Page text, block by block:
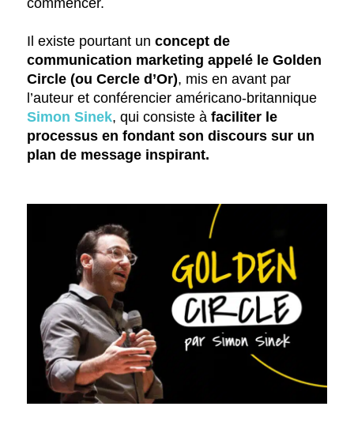
commencer.
Il existe pourtant un concept de
communication marketing appelé le Golden
Circle (ou Cercle d’Or), mis en avant par
l’auteur et conférencier américano-britannique
Simon Sinek, qui consiste à faciliter le
processus en fondant son discours sur un
plan de message inspirant.